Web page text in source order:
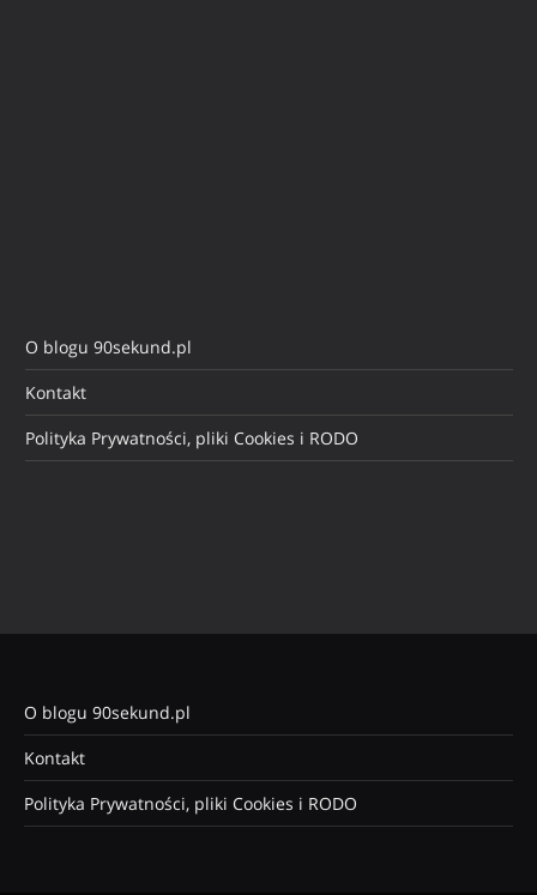
O blogu 90sekund.pl
Kontakt
Polityka Prywatności, pliki Cookies i RODO
O blogu 90sekund.pl
Kontakt
Polityka Prywatności, pliki Cookies i RODO